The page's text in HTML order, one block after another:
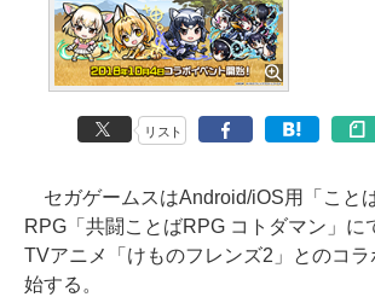
リスト
セガゲームスはAndroid/iOS用「こと
RPG「共闘ことばRPG コトダマン」に
TVアニメ「けものフレンズ2」とのコラ
始する。